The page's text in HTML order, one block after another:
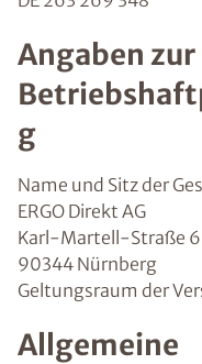
Angaben zur
g
Name und Sitz der
ERGO Direkt AG
Karl-Martell-Straße
90344 Nürnberg
Geltungsraum der
Allgemeine